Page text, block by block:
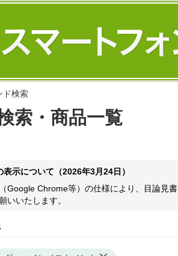
ド検索
索・商品一覧
表示について（2026年3月24日）
Google Chrome等）の仕様により、目論見
いいたします。